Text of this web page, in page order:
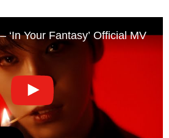
‘In Your Fantasy’ Official MV